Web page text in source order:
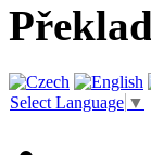
Select Language ▼